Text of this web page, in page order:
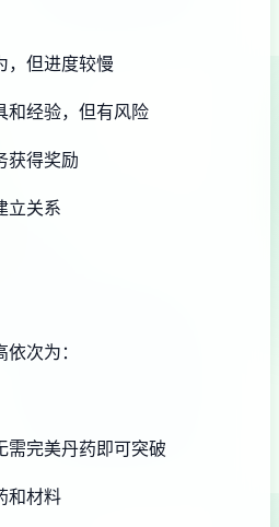
，但进度较慢
和经验，但有风险
获得奖励
立关系
次为：
需完美丹药即可突破
和材料